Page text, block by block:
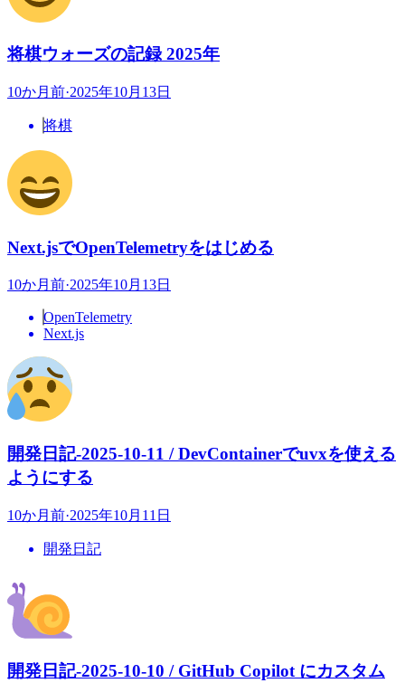
将棋ウォーズの記録 2025年
10か月前·2025年10月13日
将棋
Next.jsでOpenTelemetryをはじめる
10か月前·2025年10月13日
OpenTelemetry
Next.js
開発日記-2025-10-11 / DevContainerでuvxを使える
ようにする
10か月前·2025年10月11日
開発日記
開発日記-2025-10-10 / GitHub Copilot にカスタム